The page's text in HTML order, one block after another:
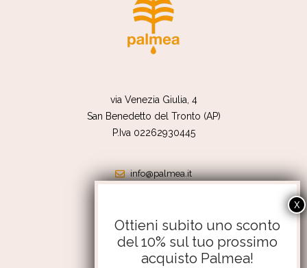
via Venezia Giulia, 4
San Benedetto del Tronto (AP)
P.Iva 02262930445
info@palmea.it
Termini e condizioni
Resi e rimborsi
Ottieni subito uno sconto
del 10% sul tuo prossimo
acquisto Palmea!